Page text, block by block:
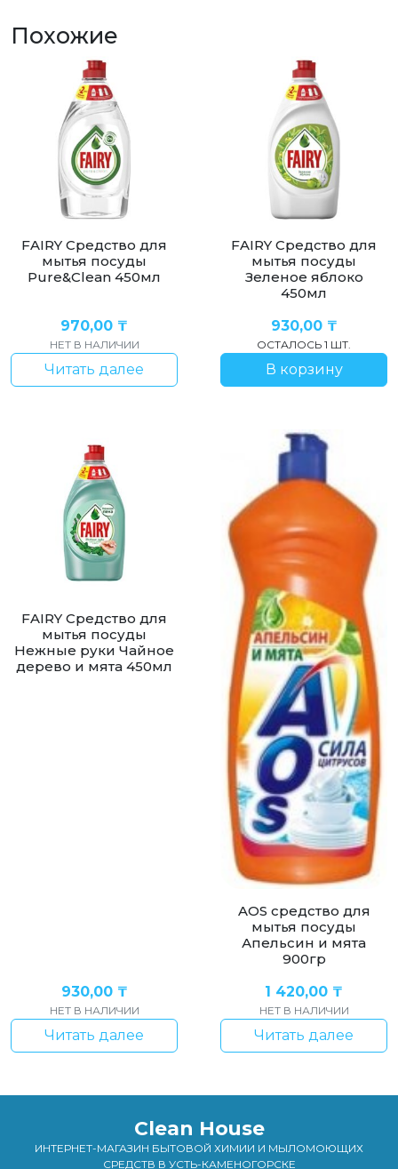
Похожие
FAIRY Средство для
мытья посуды
Pure&Clean 450мл
970,00 ₸
НЕТ В НАЛИЧИИ
Читать далее
FAIRY Средство для
мытья посуды
Зеленое яблоко
450мл
930,00 ₸
ОСТАЛОСЬ 1 ШТ.
В корзину
FAIRY Средство для
мытья посуды
Нежные руки Чайное
дерево и мята 450мл
930,00 ₸
НЕТ В НАЛИЧИИ
Читать далее
AOS средство для
мытья посуды
Апельсин и мята
900гр
1 420,00 ₸
НЕТ В НАЛИЧИИ
Читать далее
Clean House
ИНТЕРНЕТ-МАГАЗИН БЫТОВОЙ ХИМИИ И МЫЛОМОЮЩИХ
СРЕДСТВ В УСТЬ-КАМЕНОГОРСКЕ